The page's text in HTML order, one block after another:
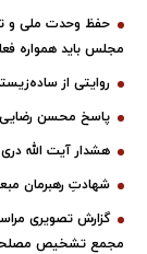
حفظ وحدت ملی و
مجلس باید همواره
روایتی از
پاسخ محسن رضایی
هشدار آیت الله
شهادتِ رهبرمان
گزارش تصویری
مجمع تشخیص